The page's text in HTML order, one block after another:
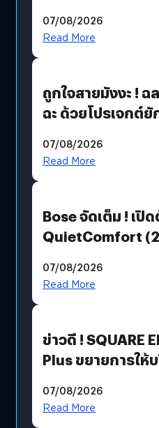
07/08/2026
Read More
ถูกใจสายมังงะ ! ฉ
ฉะ ด้วยโปรเจกต์ยั
มีภาษาไทยด้วย
07/08/2026
Read More
Bose จัดเต็ม ! เปิ
QuietComfort
07/08/2026
Read More
ข่าวดี ! SQUARE
Plus ขยายการให้
โดยตรง
07/08/2026
Read More